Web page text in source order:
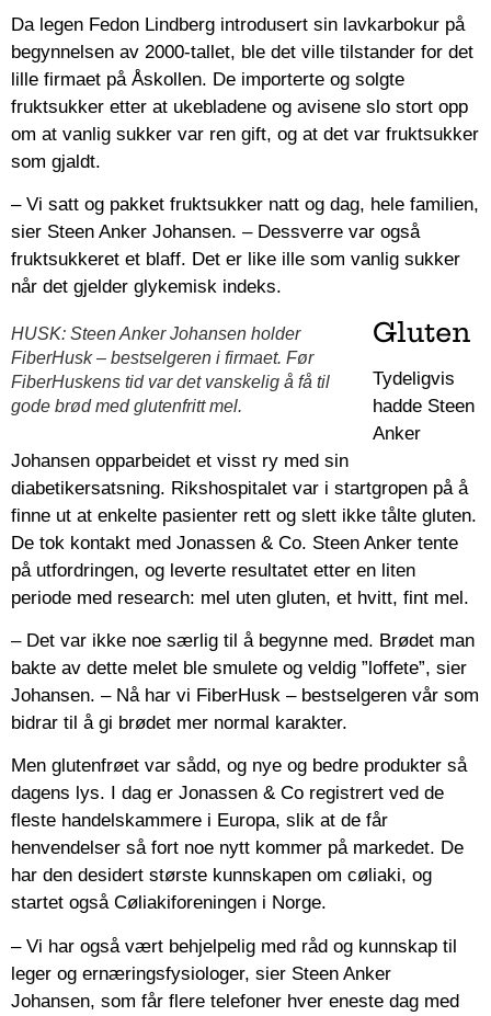
Da legen Fedon Lindberg introdusert sin lavkarbokur på
begynnelsen av 2000-tallet, ble det ville tilstander for det
lille firmaet på Åskollen. De importerte og solgte
fruktsukker etter at ukebladene og avisene slo stort opp
om at vanlig sukker var ren gift, og at det var fruktsukker
som gjaldt.
– Vi satt og pakket fruktsukker natt og dag, hele familien,
sier Steen Anker Johansen. – Dessverre var også
fruktsukkeret et blaff. Det er like ille som vanlig sukker
når det gjelder glykemisk indeks.
HUSK: Steen Anker Johansen holder
FiberHusk – bestselgeren i firmaet. Før
FiberHuskens tid var det vanskelig å få til
gode brød med glutenfritt mel.
Gluten
Tydeligvis
hadde Steen
Anker
Johansen opparbeidet et visst ry med sin
diabetikersatsning. Rikshospitalet var i startgropen på å
finne ut at enkelte pasienter rett og slett ikke tålte gluten.
De tok kontakt med Jonassen & Co. Steen Anker tente
på utfordringen, og leverte resultatet etter en liten
periode med research: mel uten gluten, et hvitt, fint mel.
– Det var ikke noe særlig til å begynne med. Brødet man
bakte av dette melet ble smulete og veldig ”loffete”, sier
Johansen. – Nå har vi FiberHusk – bestselgeren vår som
bidrar til å gi brødet mer normal karakter.
Men glutenfrøet var sådd, og nye og bedre produkter så
dagens lys. I dag er Jonassen & Co registrert ved de
fleste handelskammere i Europa, slik at de får
henvendelser så fort noe nytt kommer på markedet. De
har den desidert største kunnskapen om cøliaki, og
startet også Cøliakiforeningen i Norge.
– Vi har også vært behjelpelig med råd og kunnskap til
leger og ernæringsfysiologer, sier Steen Anker
Johansen, som får flere telefoner hver eneste dag med